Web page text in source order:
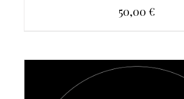
50,00 €